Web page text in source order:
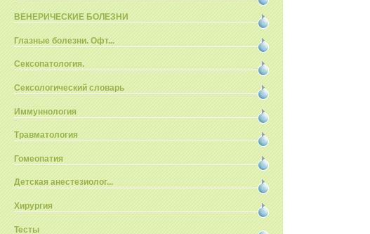
ВЕНЕРИЧЕСКИЕ БОЛЕЗНИ
Глазные болезни. Офт...
Сексопатология.
Сексологический словарь
Иммуннология
Травматология
Гомеопатия
Детская анестезиолог...
Хирургия
Тесты